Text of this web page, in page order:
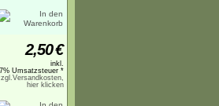
2,50€
inkl.
7% Umsatzsteuer *
hier klicken